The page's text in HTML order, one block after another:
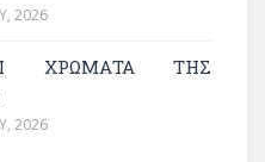
2026
ΧΡΩΜΑΤΑ ΤΗΣ
2026